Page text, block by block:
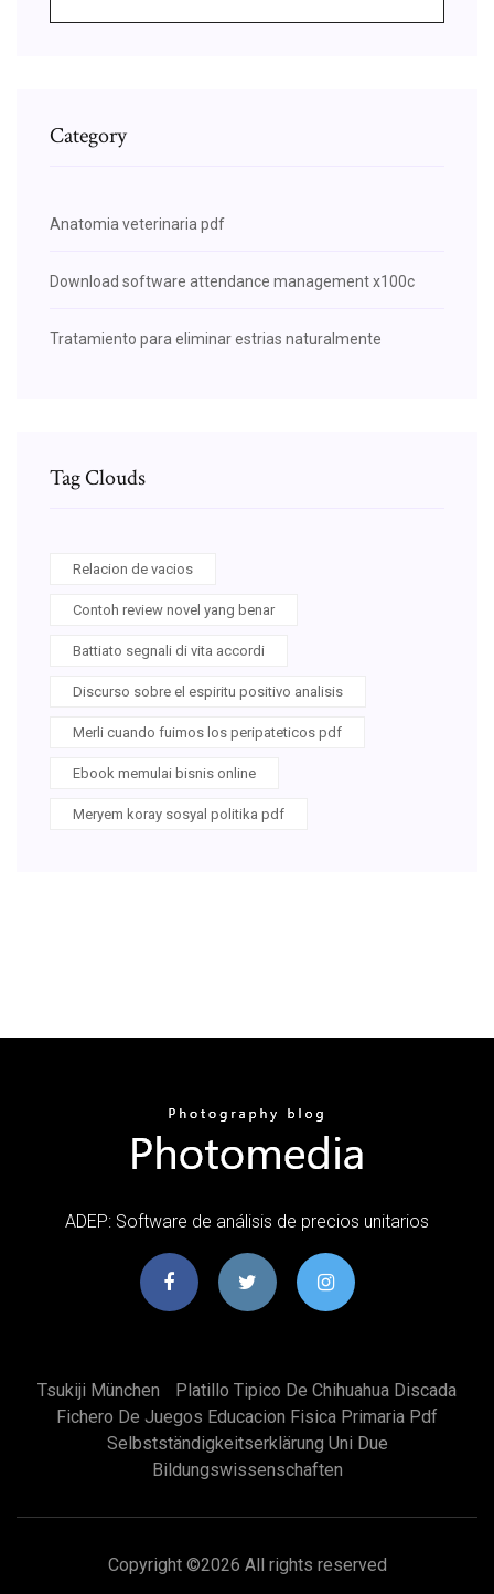
Category
Anatomia veterinaria pdf
Download software attendance management x100c
Tratamiento para eliminar estrias naturalmente
Tag Clouds
Relacion de vacios
Contoh review novel yang benar
Battiato segnali di vita accordi
Discurso sobre el espiritu positivo analisis
Merli cuando fuimos los peripateticos pdf
Ebook memulai bisnis online
Meryem koray sosyal politika pdf
ADEP: Software de análisis de precios unitarios
Tsukiji München
Platillo Tipico De Chihuahua Discada
Fichero De Juegos Educacion Fisica Primaria Pdf
Selbstständigkeitserklärung Uni Due
Bildungswissenschaften
Copyright ©2026 All rights reserved